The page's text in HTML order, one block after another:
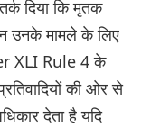
दिया कि मृतक
उनके मामले के लिए
XLI Rule 4 के
की ओर से
देता है यदि